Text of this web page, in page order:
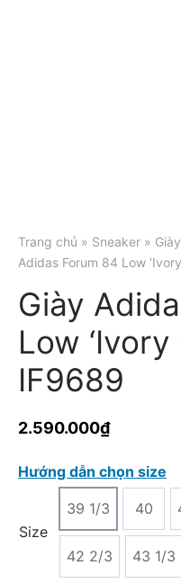
Trang chủ » Sneaker »
Adidas Forum 84 Low
Giày
Low
IF9689
2.590.000₫
Hướng dẫn chọn size
Size
39 1/3 40
42 2/3 43 1/3